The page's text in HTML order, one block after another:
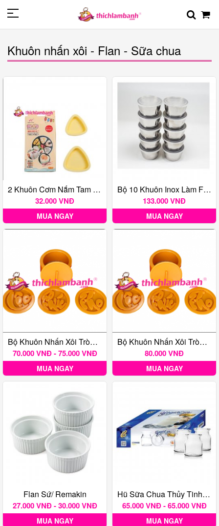
Khuôn nhấn xôi - Flan - Sữa chua
2 Khuôn Cơm Nắm Tam Giác Kèm Vá Nhưạ
32.000 VNĐ
MUA NGAY
Bộ 10 Khuôn Inox Làm Flan Kèm Nắp Nhựa
133.000 VNĐ
MUA NGAY
Bộ Khuôn Nhấn Xôi Tròn 3 Mặt Phúc Lộc Thọ 10 Cm PL02
70.000 VNĐ - 75.000 VNĐ
MUA NGAY
Bộ Khuôn Nhấn Xôi Tròn 3 Mặt Phúc Lộc Thọ 12 Cm PL03
80.000 VNĐ
MUA NGAY
Flan Sứ/ Remakin
27.000 VNĐ - 30.000 VNĐ
MUA NGAY
Hũ Sữa Chua Thủy Tinh Lốc 12 Hũ
65.000 VNĐ - 65.000 VNĐ
MUA NGAY